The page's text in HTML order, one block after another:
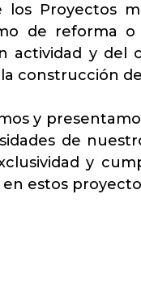
los Proyectos
de reforma o
actividad y del
construcción
y
de
y
estos